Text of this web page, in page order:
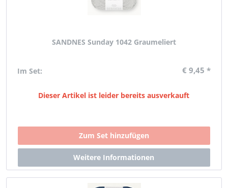
SANDNES Sunday 1042 Graumeliert
Im Set: € 9,45 *
Dieser Artikel ist leider bereits ausverkauft